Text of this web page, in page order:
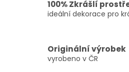
100% Zkrášlí
ideální dekorace pro
Originální výrobek
vyrobeno v ČR